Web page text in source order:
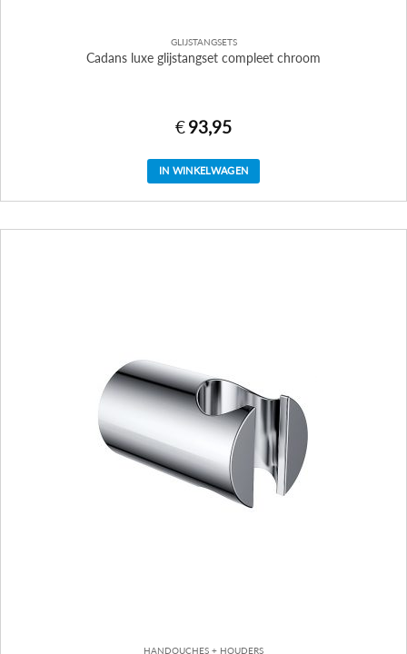
GLIJSTANGSETS
Cadans luxe glijstangset compleet chroom
€93,95
IN WINKELWAGEN
HANDOUCHES + HOUDERS